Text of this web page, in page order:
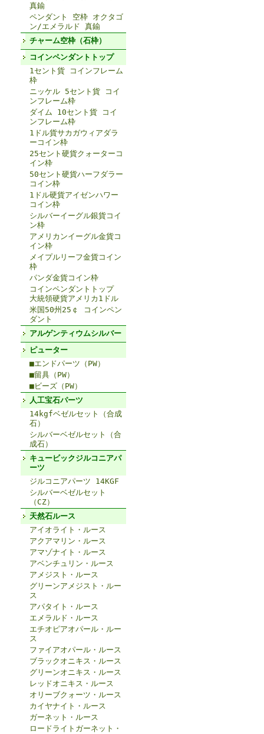
真鍮
ペンダント 空枠 オクタゴ
ン/エメラルド 真鍮
チャーム空枠（石枠）
コインペンダントトップ
1セント貨 コインフレーム
枠
ニッケル 5セント貨 コイ
ンフレーム枠
ダイム 10セント貨 コイ
ンフレーム枠
1ドル貨サカガウィアダラ
ーコイン枠
25セント硬貨クォーターコ
イン枠
50セント硬貨ハーフダラー
コイン枠
1ドル硬貨アイゼンハワー
コイン枠
シルバーイーグル銀貨コイ
ン枠
アメリカンイーグル金貨コ
イン枠
メイプルリーフ金貨コイン
枠
パンダ金貨コイン枠
コインペンダントトップ
大統領硬貨アメリカ1ドル
米国50州25￠ コインペン
ダント
アルゲンティウムシルバー
ピューター
■エンドパーツ（PW）
■留具（PW）
■ビーズ（PW）
人工宝石パーツ
14kgfベゼルセット（合成
石）
シルバーベゼルセット（合
成石）
キュービックジルコニアパ
ーツ
ジルコニアパーツ 14KGF
シルバーベゼルセット
（CZ）
天然石ルース
アイオライト・ルース
アクアマリン・ルース
アマゾナイト・ルース
アベンチュリン・ルース
アメジスト・ルース
グリーンアメジスト・ルー
ス
アパタイト・ルース
エメラルド・ルース
エチオピアオパール・ルー
ス
ファイアオパール・ルース
ブラックオニキス・ルース
グリーンオニキス・ルース
レッドオニキス・ルース
オリーブクォーツ・ルース
カイヤナイト・ルース
ガーネット・ルース
ロードライトガーネット・